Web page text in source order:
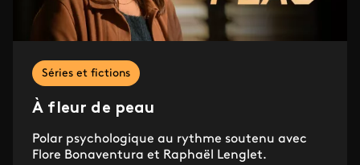
Séries et fictions
À fleur de peau
Polar psychologique au rythme soutenu avec
Flore Bonaventura et Raphaël Lenglet.